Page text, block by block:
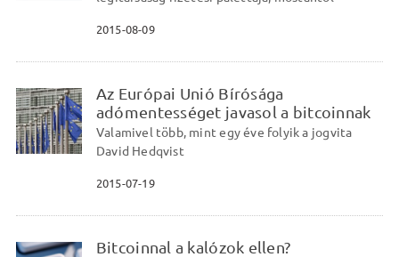
2015-08-09
Az Európai Unió Bírósága
adómentességet javasol a bitcoinnak
Valamivel több, mint egy éve folyik a jogvita
David Hedqvist
2015-07-19
Bitcoinnal a kalózok ellen?